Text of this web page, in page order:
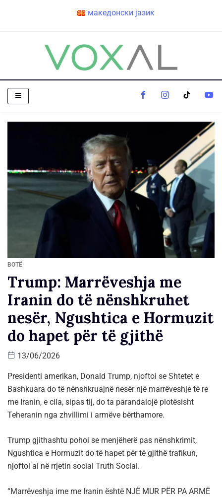
македонски јазик
BOTË
Trump: Marrëveshja me
Iranin do të nënshkruhet
nesër, Ngushtica e Hormuzit
do hapet për të gjithë
13/06/2026
Presidenti amerikan, Donald Trump, njoftoi se Shtetet e
Bashkuara do të nënshkruajnë nesër një marrëveshje të re
me Iranin, e cila, sipas tij, do ta parandalojë plotësisht
Teheranin nga zhvillimi i armëve bërthamore.
Trump gjithashtu pohoi se menjëherë pas nënshkrimit,
Ngushtica e Hormuzit do të hapet për të gjithë trafikun,
njoftoi ai në rrjetin social Truth Social.
“Marrëveshja ime me Iranin është NJË MUR PËR PA ARMË